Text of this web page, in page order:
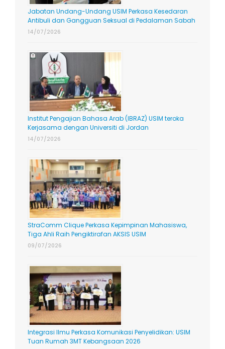
Jabatan Undang-Undang USIM Perkasa Kesedaran
Antibuli dan Gangguan Seksual di Pedalaman Sabah
14/07/2026
Institut Pengajian Bahasa Arab (IBRAZ) USIM teroka
Kerjasama dengan Universiti di Jordan
14/07/2026
StraComm Clique Perkasa Kepimpinan Mahasiswa,
Tiga Ahli Raih Pengiktirafan AKSIS USIM
09/07/2026
Integrasi Ilmu Perkasa Komunikasi Penyelidikan: USIM
Tuan Rumah 3MT Kebangsaan 2026